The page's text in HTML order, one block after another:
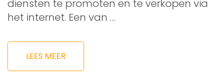
diensten te promoten en te verkopen via
het internet. Een van …
LEES MEER